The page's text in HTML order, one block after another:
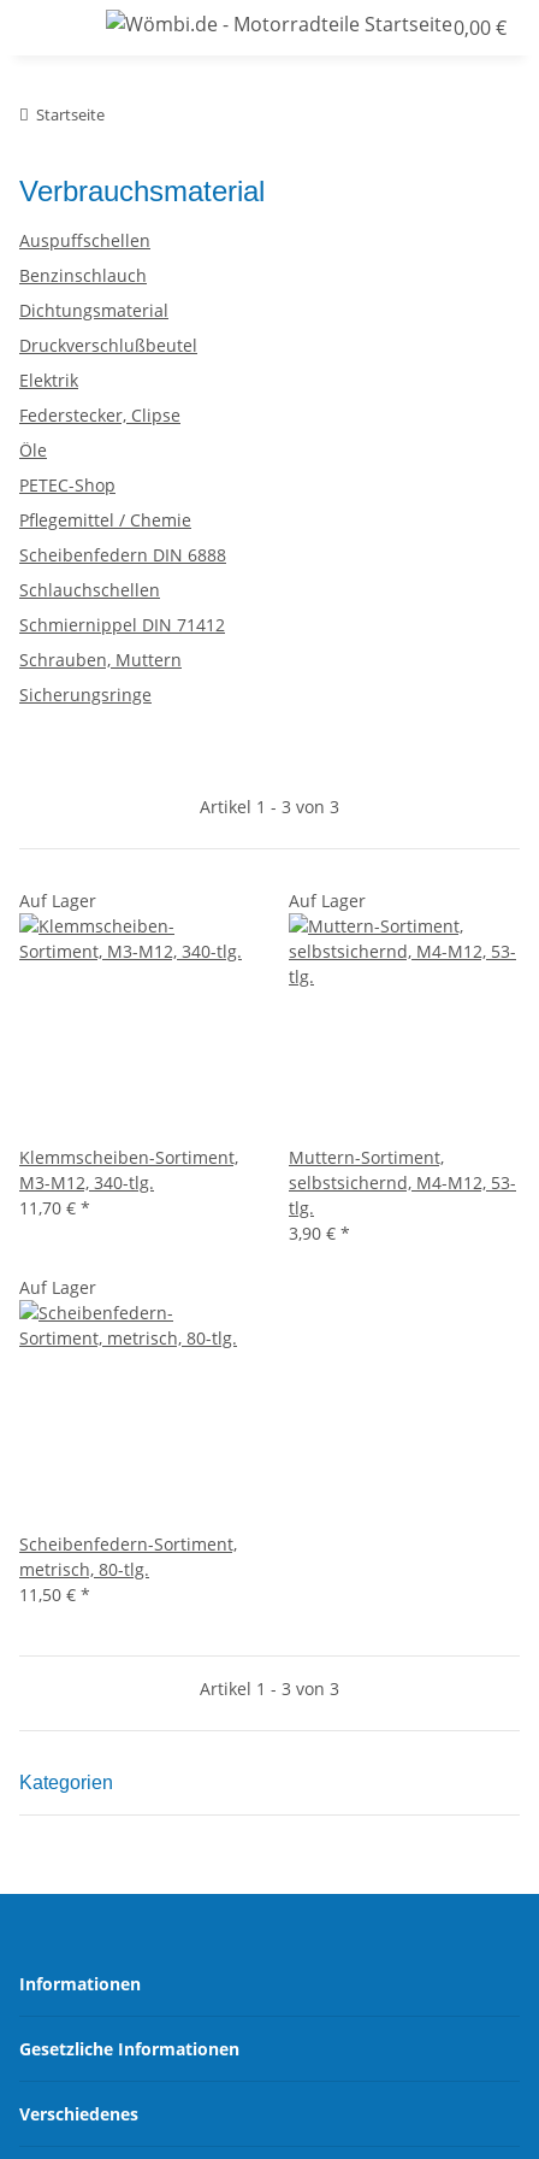
0,00 €
Startseite
Verbrauchsmaterial
Auspuffschellen
Benzinschlauch
Dichtungsmaterial
Druckverschlußbeutel
Elektrik
Federstecker, Clipse
Öle
PETEC-Shop
Pflegemittel / Chemie
Scheibenfedern DIN 6888
Schlauchschellen
Schmiernippel DIN 71412
Schrauben, Muttern
Sicherungsringe
Artikel 1 - 3 von 3
Auf Lager
Klemmscheiben-Sortiment,
M3-M12, 340-tlg.
11,70 € *
Auf Lager
Muttern-Sortiment,
selbstsichernd, M4-M12, 53-
tlg.
3,90 € *
Auf Lager
Scheibenfedern-Sortiment,
metrisch, 80-tlg.
11,50 € *
Artikel 1 - 3 von 3
Kategorien
Informationen
Gesetzliche Informationen
Verschiedenes